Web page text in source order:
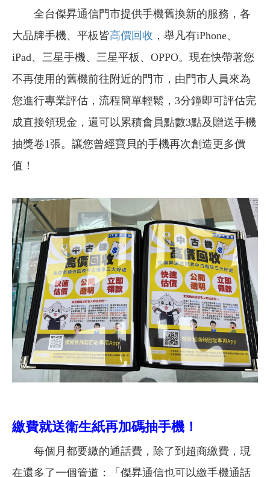
全台傑昇通信門市提供手機舊換新的服務，各
大品牌手機、平板皆高價回收 ，舉凡有iPhone、
iPad、三星手機、三星平板、OPPO。現在快帶著您
不再使用的舊機前往附近的門市，由門市人員來為
您進行專業評估，流程簡單輕鬆，3分鐘即可評估完
成直接領現金，還可以累積會員點數3點及贈送手機
抽獎卷1張。讓您曾經寶貝的手機再次創造更多價
值！
繳費就送衛生紙再加碼抽手機！
每個月都要繳的通話費，除了到超商繳費，現
在還多了一個管道：「傑昇通信也可以繳手機通話